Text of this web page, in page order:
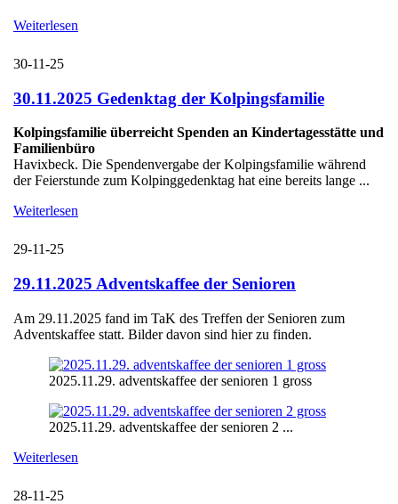
Weiterlesen
30-11-25
30.11.2025 Gedenktag der Kolpingsfamilie
Kolpingsfamilie überreicht Spenden an Kindertagesstätte und
Familienbüro
Havixbeck. Die Spendenvergabe der Kolpingsfamilie während
der Feierstunde zum Kolpinggedenktag hat eine bereits lange ...
Weiterlesen
29-11-25
29.11.2025 Adventskaffee der Senioren
Am 29.11.2025 fand im TaK des Treffen der Senioren zum
Adventskaffee statt. Bilder davon sind hier zu finden.
2025.11.29. adventskaffee der senioren 1 gross
2025.11.29. adventskaffee der senioren 2 ...
Weiterlesen
28-11-25